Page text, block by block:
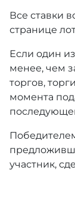
Все ставки
странице
Если один
менее, чем
торгов,
момента
участник,